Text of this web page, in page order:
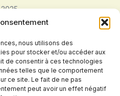
nous utilisons des
pour stocker et/ou accéder aux
de consentir à ces technologies
telles que le comportement
ce site. Le fait de ne pas
peut avoir un effet négatif
2025